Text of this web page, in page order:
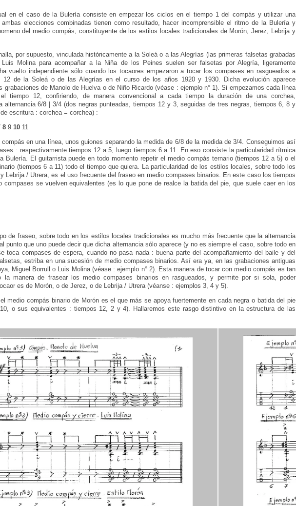
en el caso de la Bulería consiste en empezar los ciclos en el tiempo 1 del compás y utilizar una
elecciones combinadas tienen como resultado, hacer incomprensible el ritmo de la Bulería y
del medio compás, constituyente de los estilos locales tradicionales de Morón, Jerez, Lebrija y
por supuesto, vinculada históricamente a la Soleá o a las Alegrías (las primeras falsetas grabadas
Molina para acompañar a la Niña de los Peines suelen ser falsetas por Alegría, ligeramente
vuelto independiente sólo cuando los tocaores empezaron a tocar los compases en rasgueados a
12 de la Soleá o de las Alegrías en el curso de los años 1920 y 1930. Dicha evolución aparece
grabaciones de Manolo de Huelva o de Niño Ricardo (véase : ejemplo n° 1). Si empezamos cada línea
tiempo 12, confiriendo, de manera convencional a cada tiempo la duración de una corchea,
alternancia 6/8 | 3/4 (dos negras punteadas, tiempos 12 y 3, seguidas de tres negras, tiempos 6, 8 y
escritura : corchea = corchea) :
8 9 10 11
en una línea, unos guiones separando la medida de 6/8 de la medida de 3/4. Conseguimos así
: respectivamente tiempos 12 a 5, luego tiempos 6 a 11. En eso consiste la particularidad rítmica
Bulería. El guitarrista puede en todo momento repetir el medio compás ternario (tiempos 12 a 5) o el
(tiempos 6 a 11) todo el tiempo que quiera. La particularidad de los estilos locales, sobre todo los
Lebrija / Utrera, es el uso frecuente del fraseo en medio compases binarios. En este caso los tiempos
compases se vuelven equivalentes (es lo que pone de realce la batida del pie, que suele caer en los
de fraseo, sobre todo en los estilos locales tradicionales es mucho más frecuente que la alternancia
punto que uno puede decir que dicha alternancia sólo aparece (y no es siempre el caso, sobre todo en
toca compases de espera, cuando no pasa nada : buena parte del acompañamiento del baile y del
estriba en una sucesión de medio compases binarios. Así era ya, en las grabaciones antiguas
Miguel Borrull o Luis Molina (véase : ejemplo n° 2). Esta manera de tocar con medio compás es tan
la manera de frasear los medio compases binarios en rasgueados, y permite por si sola, poder
es de Morón, o de Jerez, o de Lebrija / Utrera (véanse : ejemplos 3, 4 y 5).
medio compás binario de Morón es el que más se apoya fuertemente en cada negra o batida del pie
o sus equivalentes : tiempos 12, 2 y 4). Hallaremos este rasgo distintivo en la estructura de las